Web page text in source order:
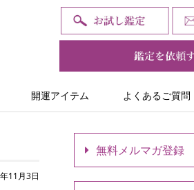
開運アイテム よくあるご質問
11月3日
無料メルマガ登録